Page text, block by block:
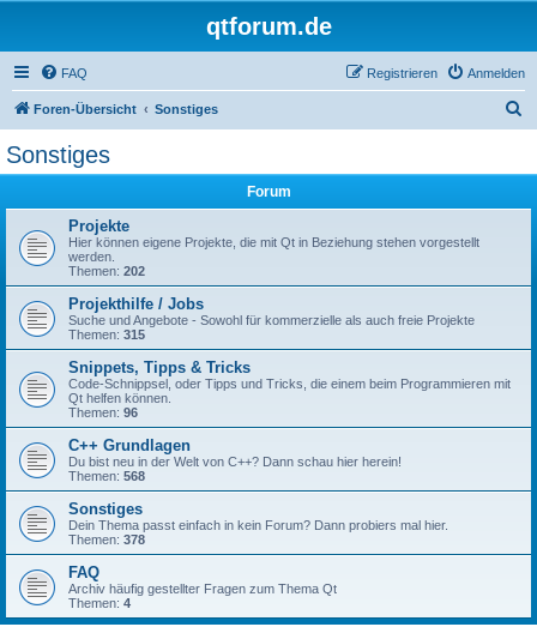
qtforum.de
FAQ Anmelden
Registrieren
Foren-Übersicht Sonstiges
Sonstiges
Forum
Projekte
Hier können eigene Projekte, die mit Qt in Beziehung stehen vorgestellt
werden.
Themen: 202
Projekthilfe / Jobs
Suche und Angebote - Sowohl für kommerzielle als auch freie Projekte
Themen: 315
Snippets, Tipps & Tricks
Code-Schnippsel, oder Tipps und Tricks, die einem beim Programmieren mit
Qt helfen können.
Themen: 96
C++ Grundlagen
Du bist neu in der Welt von C++? Dann schau hier herein!
Themen: 568
Sonstiges
Dein Thema passt einfach in kein Forum? Dann probiers mal hier.
Themen: 378
FAQ
Archiv häufig gestellter Fragen zum Thema Qt
Themen: 4